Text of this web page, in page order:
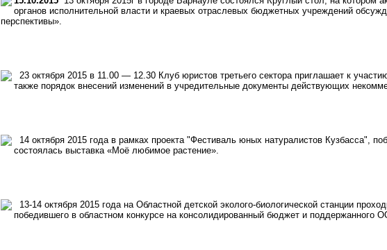
органов исполнительной власти и краевых отраслевых бюджетных учреждений
перспективы».
23 октября 2015 в 11.00 — 12.30 Клуб юристов третьего сектора приглашает к
также порядок внесений изменений в учредительные документы действующих
14 октября 2015 года в рамках проекта "Фестиваль юных натуралистов Кузбасса",
состоялась выставка «Моё любимое растение».
13-14 октября 2015 года на Областной детской эколого-биологической станции
победившего в областном конкурсе на консолидированный бюджет и поддержанного